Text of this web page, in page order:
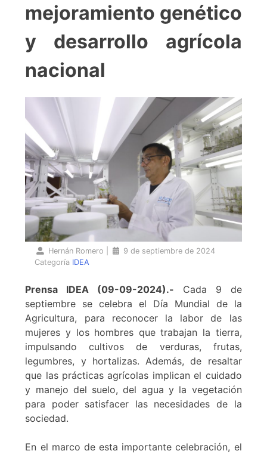
mejoramiento genético
y desarrollo agrícola
nacional
Hernán Romero
9 de septiembre de 2024
Categoría IDEA
Prensa IDEA (09-09-2024).- Cada 9 de
septiembre se celebra el Día Mundial de la
Agricultura, para reconocer la labor de las
mujeres y los hombres que trabajan la tierra,
impulsando cultivos de verduras, frutas,
legumbres, y hortalizas. Además, de resaltar
que las prácticas agrícolas implican el cuidado
y manejo del suelo, del agua y la vegetación
para poder satisfacer las necesidades de la
sociedad.
En el marco de esta importante celebración, el